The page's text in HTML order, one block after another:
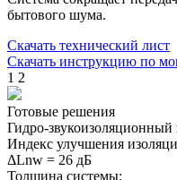
бытового шума.
Скачать технический лист
Скачать инструкцию по
1 2
Готовые решения
Гидро-
Индекс улучшения
ΔLnw = 26 дБ
Толщина системы: